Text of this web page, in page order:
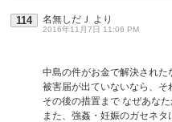
114 名無しだＪ より
2016年11月7日 11:06 PM
中島の件がお金で解決された
被害届が出ていないなら、そ
その後の措置まで なぜあな
また、強姦・妊娠のガセネタ